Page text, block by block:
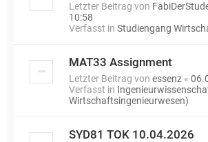
Letzter Beitrag von
10:58
Verfasst in Studiengang
MAT33 Assignment
Letzter Beitrag von essenz «
Verfasst in
Wirtschaftsingenieurwesen)
SYD81 TOK 10.04.2026